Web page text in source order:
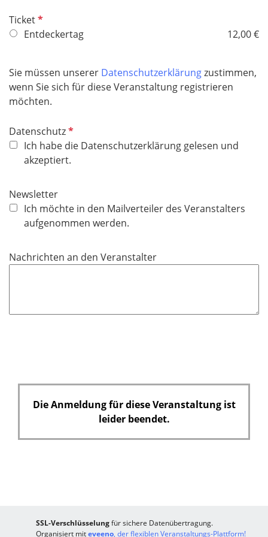
TicketP
f
c
h
t
e
l
d
Entdeckertag 12,00 €
Sie müssen unserer Datenschutzerklärungzustimmen,
wenn Sie sich für diese Veranstaltung registrieren
möchten.
DatenschutzP
f
l
h
l
Ich habe die Datenschutzerklärung gelesen und
akzeptiert.
Newsletter
Ich möchte in den Mailverteiler des Veranstalters
aufgenommen werden.
Nachrichten an den Veranstalter
Die Anmeldung für diese Veranstaltung ist
leider beendet.
SSL-Verschlüsselungfür sichere Datenübertragung.
Organisiert miteveeno, der flexiblen Veranstaltungs-Plattform!